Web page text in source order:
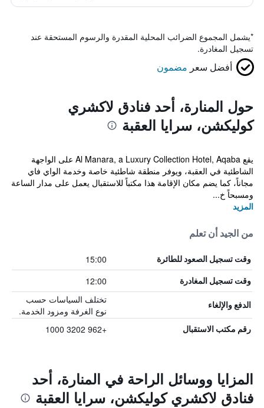
*يشمل المجموع الضرائب المحلية المقدرة والرسوم المستحقة عند
تسجيل المغادرة.
أفضل سعر مضمون
حول المنارة، أحد فنادق لاكشري
كوليكشن، سرايا العقبة
يقع Al Manara, a Luxury Collection Hotel, Aqaba على الواجهة
الشاطئية في العقبة، ويوفر منطقة شاطئية خاصة وخدمة الواي فاي
مجاناً، كما يضم مكان الإقامة هذا مكتباً للاستقبال يعمل على مدار الساعة
ومسبحاً خ...
المزيد
من الجيد أن تعلم
وقت تسجيل الصعود للطائرة 15:00
وقت تسجيل المغادرة 12:00
الدفع والإلغاء
تختلف السياسات حسب
نوع الغرفة ومزود الخدمة.
رقم مكتب الاستقبال +962 3202 1000
المزايا ووسائل الراحة في المنارة، أحد
فنادق لاكشري كوليكشن، سرايا العقبة